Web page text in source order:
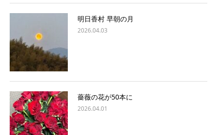
明日香村 早朝の月
2026.04.03
薔薇の花が50本に
2026.04.01